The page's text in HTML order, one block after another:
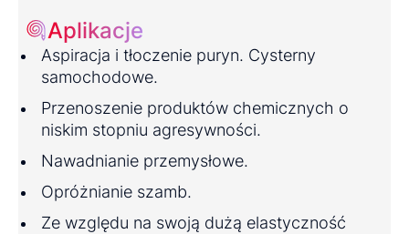
Aplikacje
Aspiracja i tłoczenie puryn. Cysterny
samochodowe.
Przenoszenie produktów chemicznych o
niskim stopniu agresywności.
Nawadnianie przemysłowe.
Opróżnianie szamb.
Ze względu na swoją dużą elastyczność